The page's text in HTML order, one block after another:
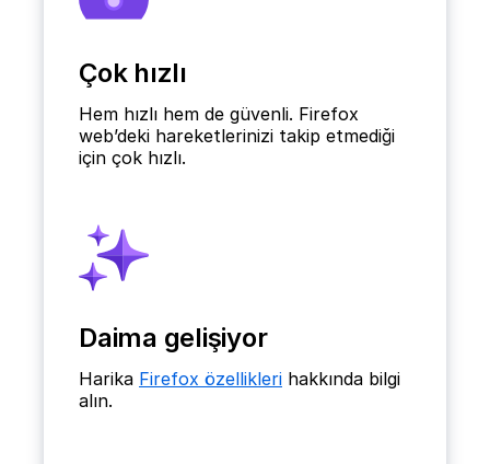
Çok hızlı
Hem hızlı hem de güvenli. Firefox
web’deki hareketlerinizi takip etmediği
için çok hızlı.
Daima gelişiyor
Harika Firefox özellikleri hakkında bilgi
alın.